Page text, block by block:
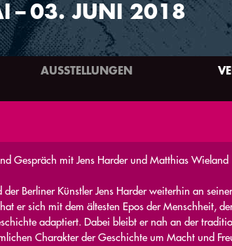
–03. JUNI 2018
AUSSTELLUNGEN
Gespräch mit Jens Harder und Matthias Wieland
der Berliner Künstler Jens Harder weiterhin an
er sich mit dem ältesten Epos der Menschheit,
adaptiert. Dabei bleibt er nah an der
Charakter der Geschichte um Macht und